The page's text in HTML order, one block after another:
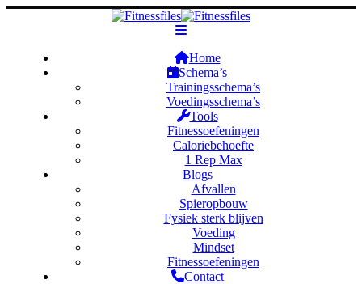
Home
Schema’s
Trainingsschema’s
Voedingsschema’s
Tools
Fitnessoefeningen
Caloriebehoefte
1 Rep Max
Blogs
Afvallen
Spieropbouw
Fysiek sterk blijven
Voeding
Mindset
Fitnessoefeningen
Contact